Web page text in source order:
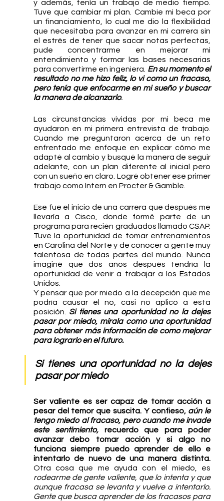
y además, tenía un trabajo de medio tiempo.
Tuve que cambiar mi plan. Cambie mi beca por
un financiamiento, lo cual me dio la flexibilidad
que necesitaba para avanzar en mi carrera sin
el estrés de tener que sacar notas perfectas,
pude concentrarme en mejorar mi
entendimiento y formar las bases necesarias
para convertirme en ingeniera. En su momento el
resultado no me hizo feliz, lo vi como un fracaso,
pero tenía que enfocarme en mi sueño y buscar
la manera de alcanzarlo.
Las circunstancias vividas por mi beca me
ayudaron en mi primera entrevista de trabajo.
Cuando me preguntaron acerca de un reto
enfrentado me enfoque en explicar cómo me
adapté al cambio y busqué la manera de seguir
adelante, con un plan diferente al inicial pero
con un sueño en claro. Logré obtener ese primer
trabajo como Intern en Procter & Gamble.
Ese fue el inicio de una carrera que después me
llevaría a Cisco, donde formé parte de un
programa para recién graduados llamado CSAP.
Tuve la oportunidad de tomar entrenamientos
en Carolina del Norte y de conocer a gente muy
talentosa de todas partes del mundo. Nunca
imaginé que dos años después tendría la
oportunidad de venir a trabajar a los Estados
Unidos.
Y pensar que por miedo a la decepción que me
podría causar el no, casi no aplico a esta
posición. Si tienes una oportunidad no la dejes
pasar por miedo, mírala como una oportunidad
para obtener más información de como mejorar
para lograrlo en el futuro.
Si tienes una oportunidad no la dejes
pasar por miedo
Ser valiente es ser capaz de tomar acción a
pesar del temor que suscita. Y confieso, aún le
tengo miedo al fracaso, pero cuando me invade
este sentimiento, recuerdo que para poder
avanzar debo tomar acción y si algo no
funciona siempre puedo aprender de ello e
intentarlo de nuevo de una manera distinta.
rodearme de gente valiente, que lo intenta y que
aunque fracasa se levanta y vuelve a intentarlo.
Gente que busca aprender de los fracasos para